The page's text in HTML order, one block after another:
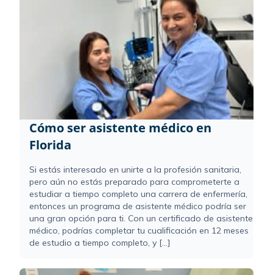
Cómo ser asistente médico en
Florida
Si estás interesado en unirte a la profesión sanitaria,
pero aún no estás preparado para comprometerte a
estudiar a tiempo completo una carrera de enfermería,
entonces un programa de asistente médico podría ser
una gran opción para ti. Con un certificado de asistente
médico, podrías completar tu cualificación en 12 meses
de estudio a tiempo completo, y [...]